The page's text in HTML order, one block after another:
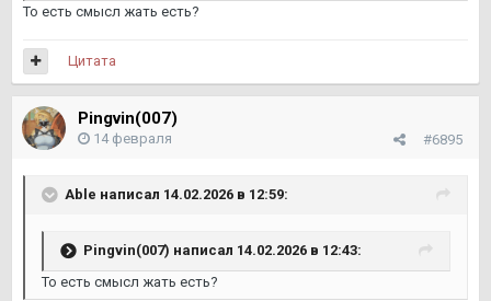
То есть смысл жать есть?
Цитата
Pingvin(007)
#6895
14 февраля
Able написал 14.02.2026 в 12:59:
Pingvin(007) написал 14.02.2026 в 12:43:
То есть смысл жать есть?